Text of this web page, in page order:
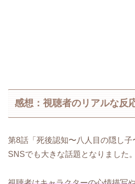
感想：視聴者のリアルな反
第8話「死後認知〜八人目の隠し
SNSでも大きな話題となりました。